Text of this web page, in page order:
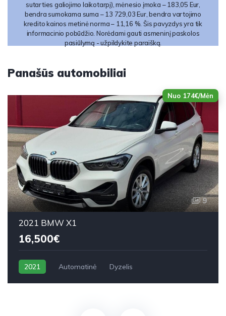
sutarties galiojimo laikotarpį), mėnesio įmoka – 183,05 Eur,
bendra sumokama suma – 13 729,03 Eur, bendra vartojimo
kredito kainos metinė norma – 11,16 %. Šis pavyzdys yra tik
informacinio pobūdžio. Norėdami gauti asmeninį paskolos
pasiūlymą - užpildykite paraišką.
Panašūs automobiliai
Nuo 174€/Mėn
9
2021 BMW X1
16,500€
2021 Automatinė Dyzelis